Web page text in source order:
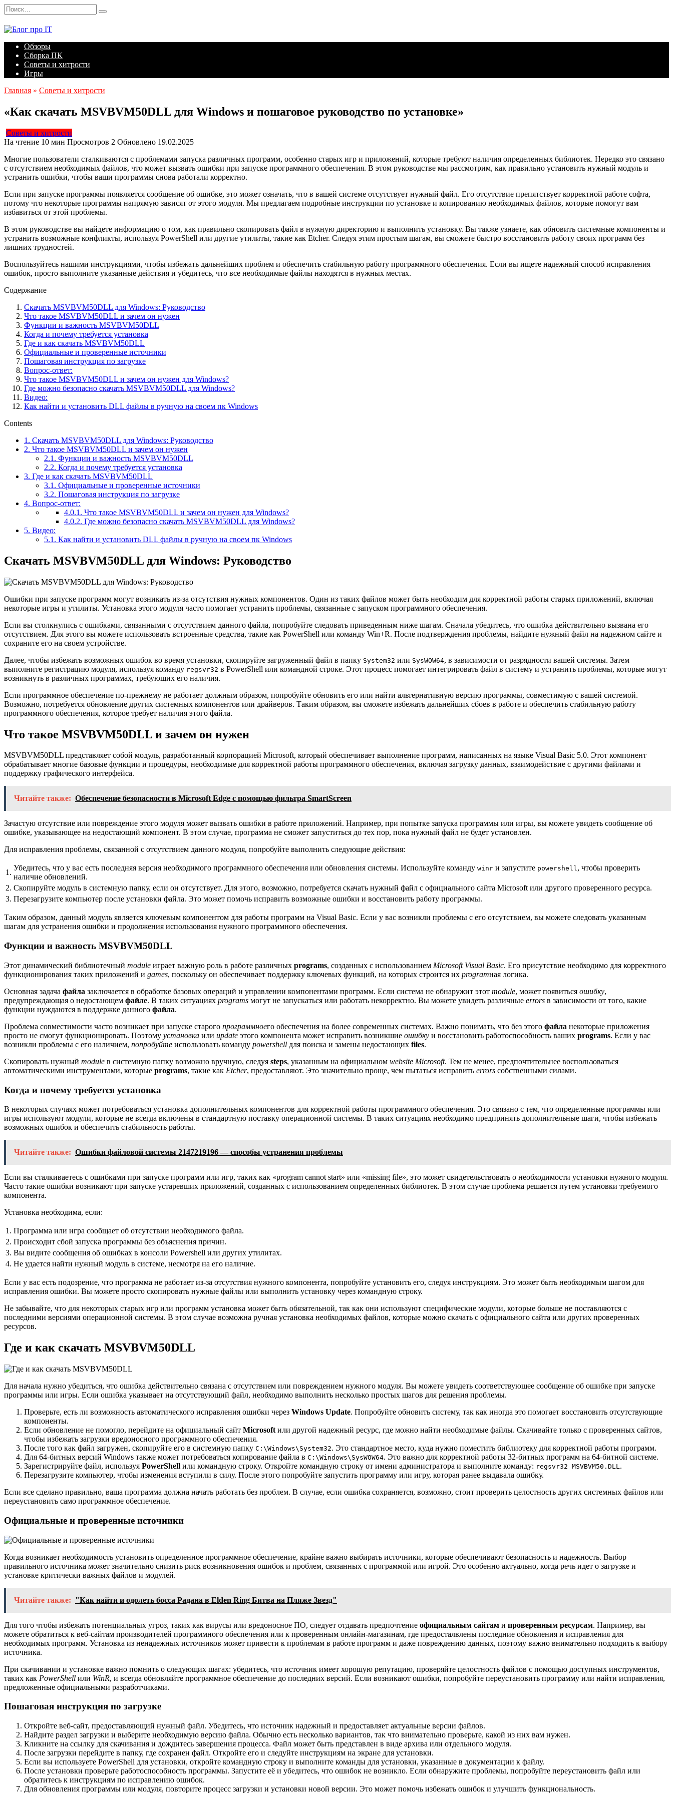
Перейти
к
содержанию
Search
for:
Обзоры
Сборка ПК
Советы и хитрости
Игры
Главная » Советы и хитрости
«Как скачать MSVBVM50DLL для Windows и пошаговое руководство по установке»
Советы и хитрости
На чтение 10 мин Просмотров 2 Обновлено 19.02.2025
Многие пользователи сталкиваются с проблемами запуска различных программ, особенно старых игр и приложений, которые требуют наличия определенных библиотек. Нередко это связано
с отсутствием необходимых файлов, что может вызвать ошибки при запуске программного обеспечения. В этом руководстве мы рассмотрим, как правильно установить нужный модуль и
устранить ошибки, чтобы ваши программы снова работали корректно.
Если при запуске программы появляется сообщение об ошибке, это может означать, что в вашей системе отсутствует нужный файл. Его отсутствие препятствует корректной работе софта,
потому что некоторые программы напрямую зависят от этого модуля. Мы предлагаем подробные инструкции по установке и копированию необходимых файлов, которые помогут вам
избавиться от этой проблемы.
В этом руководстве вы найдете информацию о том, как правильно скопировать файл в нужную директорию и выполнить установку. Вы также узнаете, как обновить системные компоненты и
устранить возможные конфликты, используя PowerShell или другие утилиты, такие как Etcher. Следуя этим простым шагам, вы сможете быстро восстановить работу своих программ без
лишних трудностей.
Воспользуйтесь нашими инструкциями, чтобы избежать дальнейших проблем и обеспечить стабильную работу программного обеспечения. Если вы ищете надежный способ исправления
ошибок, просто выполните указанные действия и убедитесь, что все необходимые файлы находятся в нужных местах.
Содержание
Скачать MSVBVM50DLL для Windows: Руководство
Что такое MSVBVM50DLL и зачем он нужен
Функции и важность MSVBVM50DLL
Когда и почему требуется установка
Где и как скачать MSVBVM50DLL
Официальные и проверенные источники
Пошаговая инструкция по загрузке
Вопрос-ответ:
Что такое MSVBVM50DLL и зачем он нужен для Windows?
Где можно безопасно скачать MSVBVM50DLL для Windows?
Видео:
Как найти и установить DLL файлы в ручную на своем пк Windows
Contents
1. Скачать MSVBVM50DLL для Windows: Руководство
2. Что такое MSVBVM50DLL и зачем он нужен
2.1. Функции и важность MSVBVM50DLL
2.2. Когда и почему требуется установка
3. Где и как скачать MSVBVM50DLL
3.1. Официальные и проверенные источники
3.2. Пошаговая инструкция по загрузке
4. Вопрос-ответ:
4.0.1. Что такое MSVBVM50DLL и зачем он нужен для Windows?
4.0.2. Где можно безопасно скачать MSVBVM50DLL для Windows?
5. Видео:
5.1. Как найти и установить DLL файлы в ручную на своем пк Windows
Скачать MSVBVM50DLL для Windows: Руководство
Ошибки при запуске программ могут возникать из-за отсутствия нужных компонентов. Один из таких файлов может быть необходим для корректной работы старых приложений, включая
некоторые игры и утилиты. Установка этого модуля часто помогает устранить проблемы, связанные с запуском программного обеспечения.
Если вы столкнулись с ошибками, связанными с отсутствием данного файла, попробуйте следовать приведенным ниже шагам. Сначала убедитесь, что ошибка действительно вызвана его
отсутствием. Для этого вы можете использовать встроенные средства, такие как PowerShell или команду Win+R. После подтверждения проблемы, найдите нужный файл на надежном сайте и
сохраните его на своем устройстве.
Далее, чтобы избежать возможных ошибок во время установки, скопируйте загруженный файл в папку System32 или SysWOW64, в зависимости от разрядности вашей системы. Затем
выполните регистрацию модуля, используя команду regsvr32 в PowerShell или командной строке. Этот процесс помогает интегрировать файл в систему и устранить проблемы, которые могут
возникнуть в различных программах, требующих его наличия.
Если программное обеспечение по-прежнему не работает должным образом, попробуйте обновить его или найти альтернативную версию программы, совместимую с вашей системой.
Возможно, потребуется обновление других системных компонентов или драйверов. Таким образом, вы сможете избежать дальнейших сбоев в работе и обеспечить стабильную работу
программного обеспечения, которое требует наличия этого файла.
Что такое MSVBVM50DLL и зачем он нужен
MSVBVM50DLL представляет собой модуль, разработанный корпорацией Microsoft, который обеспечивает выполнение программ, написанных на языке Visual Basic 5.0. Этот компонент
обрабатывает многие базовые функции и процедуры, необходимые для корректной работы программного обеспечения, включая загрузку данных, взаимодействие с другими файлами и
поддержку графического интерфейса.
Читайте также: Обеспечение безопасности в Microsoft Edge с помощью фильтра SmartScreen
Зачастую отсутствие или повреждение этого модуля может вызвать ошибки в работе приложений. Например, при попытке запуска программы или игры, вы можете увидеть сообщение об
ошибке, указывающее на недостающий компонент. В этом случае, программа не сможет запуститься до тех пор, пока нужный файл не будет установлен.
Для исправления проблемы, связанной с отсутствием данного модуля, попробуйте выполнить следующие действия:
1.
Убедитесь, что у вас есть последняя версия необходимого программного обеспечения или обновления системы. Используйте команду winr и запустите powershell, чтобы проверить
наличие обновлений.
2. Скопируйте модуль в системную папку, если он отсутствует. Для этого, возможно, потребуется скачать нужный файл с официального сайта Microsoft или другого проверенного ресурса.
3. Перезагрузите компьютер после установки файла. Это может помочь исправить возможные ошибки и восстановить работу программы.
Таким образом, данный модуль является ключевым компонентом для работы программ на Visual Basic. Если у вас возникли проблемы с его отсутствием, вы можете следовать указанным
шагам для устранения ошибки и продолжения использования нужного программного обеспечения.
Функции и важность MSVBVM50DLL
Этот динамический библиотечный module играет важную роль в работе различных programs, созданных с использованием Microsoft Visual Basic. Его присутствие необходимо для корректного
функционирования таких приложений и games, поскольку он обеспечивает поддержку ключевых функций, на которых строится их programная логика.
Основная задача файла заключается в обработке базовых операций и управлении компонентами программ. Если система не обнаружит этот module, может появиться ошибку,
предупреждающая о недостающем файле. В таких ситуациях programs могут не запускаться или работать некорректно. Вы можете увидеть различные errors в зависимости от того, какие
функции нуждаются в поддержке данного файла.
Проблема совместимости часто возникает при запуске старого программноего обеспечения на более современных системах. Важно понимать, что без этого файла некоторые приложения
просто не смогут функционировать. Поэтому установка или update этого компонента может исправить возникшие ошибку и восстановить работоспособность ваших programs. Если у вас
возникли проблемы с его наличием, попробуйте использовать команду powershell для поиска и замены недостающих files.
Скопировать нужный module в системную папку возможно вручную, следуя steps, указанным на официальном website Microsoft. Тем не менее, предпочтительнее воспользоваться
автоматическими инструментами, которые programs, такие как Etcher, предоставляют. Это значительно проще, чем пытаться исправить errors собственными силами.
Когда и почему требуется установка
В некоторых случаях может потребоваться установка дополнительных компонентов для корректной работы программного обеспечения. Это связано с тем, что определенные программы или
игры используют модули, которые не всегда включены в стандартную поставку операционной системы. В таких ситуациях необходимо предпринять дополнительные шаги, чтобы избежать
возможных ошибок и обеспечить стабильность работы.
Читайте также: Ошибки файловой системы 2147219196 — способы устранения проблемы
Если вы сталкиваетесь с ошибками при запуске программ или игр, таких как «program cannot start» или «missing file», это может свидетельствовать о необходимости установки нужного модуля.
Часто такие ошибки возникают при запуске устаревших приложений, созданных с использованием определенных библиотек. В этом случае проблема решается путем установки требуемого
компонента.
Установка необходима, если:
1. Программа или игра сообщает об отсутствии необходимого файла.
2. Происходит сбой запуска программы без объяснения причин.
3. Вы видите сообщения об ошибках в консоли Powershell или других утилитах.
4. Не удается найти нужный модуль в системе, несмотря на его наличие.
Если у вас есть подозрение, что программа не работает из-за отсутствия нужного компонента, попробуйте установить его, следуя инструкциям. Это может быть необходимым шагом для
исправления ошибки. Вы можете просто скопировать нужные файлы или выполнить установку через командную строку.
Не забывайте, что для некоторых старых игр или программ установка может быть обязательной, так как они используют специфические модули, которые больше не поставляются с
последними версиями операционной системы. В этом случае возможна ручная установка необходимых файлов, которые можно скачать с официального сайта или других проверенных
ресурсов.
Где и как скачать MSVBVM50DLL
Для начала нужно убедиться, что ошибка действительно связана с отсутствием или повреждением нужного модуля. Вы можете увидеть соответствующее сообщение об ошибке при запуске
программы или игры. Если ошибка указывает на отсутствующий файл, необходимо выполнить несколько простых шагов для решения проблемы.
Проверьте, есть ли возможность автоматического исправления ошибки через Windows Update. Попробуйте обновить систему, так как иногда это помогает восстановить отсутствующие
компоненты.
Если обновление не помогло, перейдите на официальный сайт Microsoft или другой надежный ресурс, где можно найти необходимые файлы. Скачивайте только с проверенных сайтов,
чтобы избежать загрузки вредоносного программного обеспечения.
После того как файл загружен, скопируйте его в системную папку C:\Windows\System32. Это стандартное место, куда нужно поместить библиотеку для корректной работы программ.
Для 64-битных версий Windows также может потребоваться копирование файла в C:\Windows\SysWOW64. Это важно для корректной работы 32-битных программ на 64-битной системе.
Зарегистрируйте файл, используя PowerShell или командную строку. Откройте командную строку от имени администратора и выполните команду: regsvr32 MSVBVM50.DLL.
Перезагрузите компьютер, чтобы изменения вступили в силу. После этого попробуйте запустить программу или игру, которая ранее выдавала ошибку.
Если все сделано правильно, ваша программа должна начать работать без проблем. В случае, если ошибка сохраняется, возможно, стоит проверить целостность других системных файлов или
переустановить само программное обеспечение.
Официальные и проверенные источники
Когда возникает необходимость установить определенное программное обеспечение, крайне важно выбирать источники, которые обеспечивают безопасность и надежность. Выбор
правильного источника может значительно снизить риск возникновения ошибок и проблем, связанных с программой или игрой. Это особенно актуально, когда речь идет о загрузке и
установке критически важных файлов и модулей.
Читайте также: "Как найти и одолеть босса Радана в Elden Ring Битва на Пляже Звезд"
Для того чтобы избежать потенциальных угроз, таких как вирусы или вредоносное ПО, следует отдавать предпочтение официальным сайтам и проверенным ресурсам. Например, вы
можете обратиться к веб-сайтам производителей программного обеспечения или к проверенным онлайн-магазинам, где предосталвлены последние обновления и исправления для
необходимых программ. Установка из ненадежных источников может привести к проблемам в работе программ и даже повреждению данных, поэтому важно внимательно подходить к выбору
источника.
При скачивании и установке важно помнить о следующих шагах: убедитесь, что источник имеет хорошую репутацию, проверяйте целостность файлов с помощью доступных инструментов,
таких как PowerShell или WinR, и всегда обновляйте программное обеспечение до последних версий. Если возникают ошибки, попробуйте переустановить программу или найти исправления,
предложенные официальными разработчиками.
Пошаговая инструкция по загрузке
Откройте веб-сайт, предоставляющий нужный файл. Убедитесь, что источник надежный и предоставляет актуальные версии файлов.
Найдите раздел загрузки и выберите необходимую версию файла. Обычно есть несколько вариантов, так что внимательно проверьте, какой из них вам нужен.
Кликните на ссылку для скачивания и дождитесь завершения процесса. Файл может быть представлен в виде архива или отдельного модуля.
После загрузки перейдите в папку, где сохранен файл. Откройте его и следуйте инструкциям на экране для установки.
Если вы используете PowerShell для установки, откройте командную строку и выполните команды для установки, указанные в документации к файлу.
После установки проверьте работоспособность программы. Запустите её и убедитесь, что ошибок не возникло. Если обнаружите проблемы, попробуйте переустановить файл или
обратитесь к инструкциям по исправлению ошибок.
Для обновления программы или модуля, повторите процесс загрузки и установки новой версии. Это может помочь избежать ошибок и улучшить функциональность.